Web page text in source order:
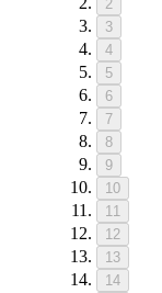
2
3
4
5
6
7
8
9
10
11
12
13
14